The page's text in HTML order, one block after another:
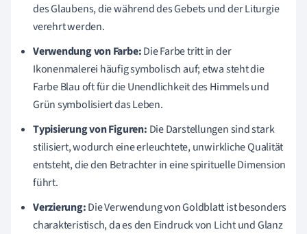
des Glaubens, die während des Gebets und der Liturgie
verehrt werden.
Verwendung von Farbe:Die Farbe tritt in der
Ikonenmalerei häufig symbolisch auf; etwa steht die
Farbe Blau oft für die Unendlichkeit des Himmels und
Grün symbolisiert das Leben.
Typisierung von Figuren: Die Darstellungen sind stark
stilisiert, wodurch eine erleuchtete, unwirkliche Qualität
entsteht, die den Betrachter in eine spirituelle Dimension
führt.
Verzierung:Die Verwendung von Goldblatt ist besonders
charakteristisch, da es den Eindruck von Licht und Glanz